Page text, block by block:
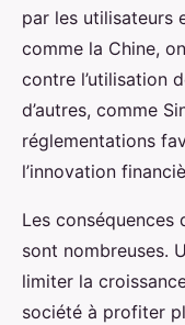
par les utilisateurs
comme la Chine,
contre l’utilisation
d’autres, comme
réglementations
l’innovation
Les conséquences
sont nombreuses.
limiter la
société à profiter